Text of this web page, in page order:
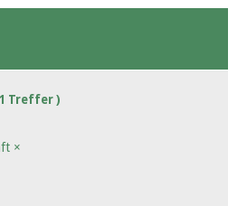
Treffer )
×